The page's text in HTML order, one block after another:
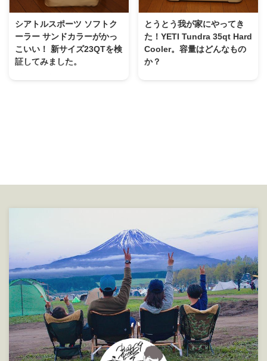
れています。 保冷力の秘密はな
んといっても断熱材の厚みが
19mmと分厚い事。 形状・サイ
ズ・カラーの種類 キャンパスシ
リーズ 一番オーソドックスなキ
ャンパス生地ラインですね。 サ
イズは6・12・24・48と4種類 カ
分PDT クリフ・ウォーカーとジ
ム・フォードにより2012年にテ
ネシー州で設立された
ORCA（The Outdoor Recreation
Company of America）c ...
シアトルスポーツ ソフトク
ーラー サンドカラーがかっ
こいい！ 新サイズ23QTを検
証してみました。
23QT posted with カエレバ
とうとう我が家にやってき
た！YETI Tundra 35qt Hard
Cooler。容量はどんなもの
か？
段が高いのに人気なんですよね
COUNTRYがやってるようです。
しかも日本での流通数が少ないの
でシーズン初め（春～初夏ごろか
な？）に入荷した時に買わないと
A ...